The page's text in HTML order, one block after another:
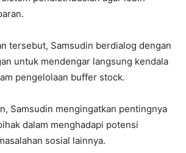
tersebut, Samsudin berdialog dengan
untuk mendengar langsung kendala
pengelolaan buffer stock.
Samsudin mengingatkan pentingnya
dalam menghadapi potensi
sosial lainnya.